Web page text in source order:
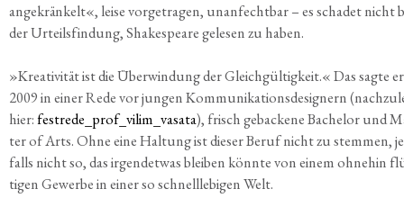
ange­krän­kelt«, lei­se vor­ge­tra­gen, unan­fecht­bar – es scha­det nicht
der Urteils­fin­dung, Shake­speare gele­sen zu haben.
»Krea­ti­vi­tät ist die Über­win­dung der Gleich­gül­tig­keit.« Das sag­te er
2009 in einer Rede vor jun­gen Kom­mu­ni­ka­ti­ons­de­si­gnern
hier:festrede_prof_vilim_vasata), frisch geba­cke­ne Bache­lor und
ter of Arts. Ohne eine Hal­tung ist die­ser Beruf nicht zu stem­men,
falls nicht so, das irgend­et­was blei­ben könn­te von einem ohne­hin
ti­gen Gewer­be in einer so schnell­le­bi­gen Welt.